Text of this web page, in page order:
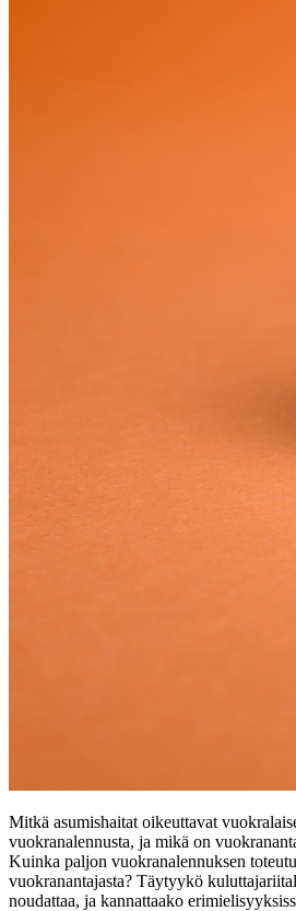
Mitkä asumishaitat oikeuttavat
vuokranalennusta, ja mikä on
Kuinka paljon vuokranalennuksen
vuokranantajasta? Täytyykö
noudattaa, ja kannattaako